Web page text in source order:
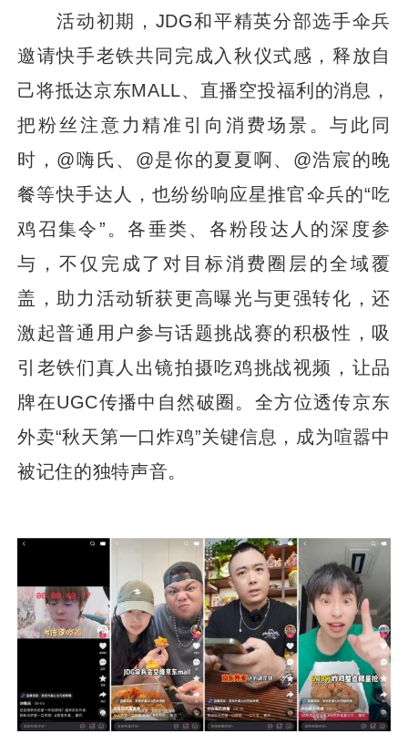
活动初期，JDG和平精英分部选手伞兵
邀请快手老铁共同完成入秋仪式感，释放自
己将抵达京东MALL、直播空投福利的消息，
把粉丝注意力精准引向消费场景。与此同
时，@嗨氏、@是你的夏夏啊、@浩宸的晚
餐等快手达人，也纷纷响应星推官伞兵的“吃
鸡召集令”。各垂类、各粉段达人的深度参
与，不仅完成了对目标消费圈层的全域覆
盖，助力活动斩获更高曝光与更强转化，还
激起普通用户参与话题挑战赛的积极性，吸
引老铁们真人出镜拍摄吃鸡挑战视频，让品
牌在UGC传播中自然破圈。全方位透传京东
外卖“秋天第一口炸鸡”关键信息，成为喧嚣中
被记住的独特声音。